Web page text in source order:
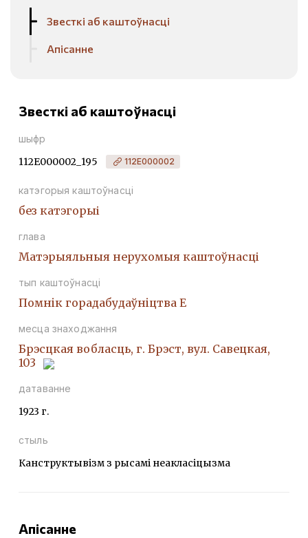
Звесткі аб каштоўнасці
Апісанне
Звесткі аб каштоўнасці
шыфр
112Е000002_195 112Е000002
катэгорыя каштоўнасці
без катэгорыі
глава
Матэрыяльныя нерухомыя каштоўнасці
тып каштоўнасці
Помнiк горадабудаўнiцтва Е
месца знаходжання
Брэсцкая вобласць, г. Брэст, вул. Савецкая,
103
датаванне
1923 г.
стыль
Канструктывізм з рысамі неакласіцызма
Апісанне